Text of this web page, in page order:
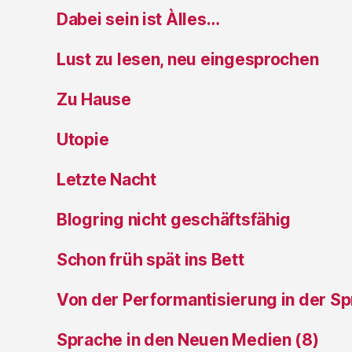
Dabei sein ist Àlles…
Lust zu lesen, neu eingesprochen
Zu Hause
Utopie
Letzte Nacht
Blogring nicht geschäftsfähig
Schon früh spät ins Bett
Von der Performantisierung in der
Sprache in den Neuen Medien (8)